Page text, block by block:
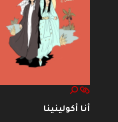
أنا أكولينينا